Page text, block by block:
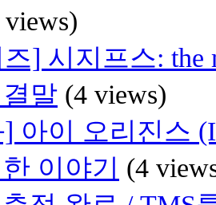
views)
] 시지프스:
말 (4 views)
아이 오리진스
이야기
(4